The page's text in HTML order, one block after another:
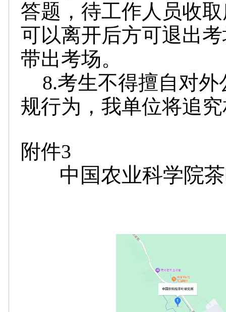
答题，待工作人员收
可以离开后方可退出
带出考场。
8.考生不得擅自对
规行为，我单位将追
附件3
中国农业科学院